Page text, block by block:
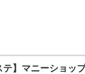
テ】マニーショッ